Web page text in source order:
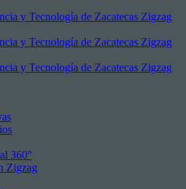
360°
Zigzag